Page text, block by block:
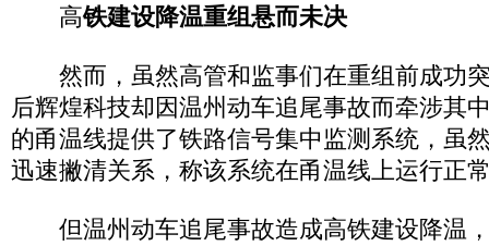
高铁建设降温重组悬而未决
然而，虽然高管和监事们在重组前成功
后辉煌科技却因温州动车追尾事故而牵涉其
的甬温线提供了铁路信号集中监测系统，虽
迅速撇清关系，称该系统在甬温线上运行正
但温州动车追尾事故造成高铁建设降温